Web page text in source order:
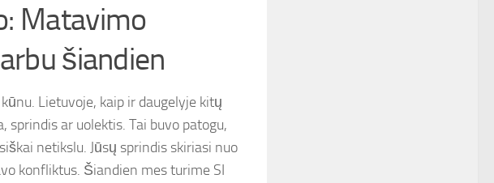
Matavimo
šiandien
Lietuvoje, kaip ir daugelyje kitų
ar uolektis. Tai buvo patogu,
netikslu. Jūsų sprindis skiriasi nuo
konfliktus. Šiandien mes turime SI